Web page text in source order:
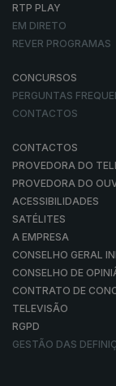
RTP PLAY
EM DIRETO
REVER PROGRAMAS
CONCURSOS
PERGUNTAS
CONTACTOS
CONTACTOS
PROVEDORA DO
PROVEDORA DO
ACESSIBILIDADES
SATÉLITES
A EMPRESA
CONSELHO GERAL
CONSELHO DE
CONTRATO DE
TELEVISÃO
RGPD
GESTÃO DAS